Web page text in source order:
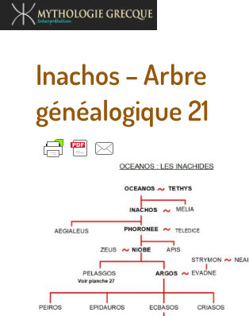
Inachos – Arbre
généalogique 21